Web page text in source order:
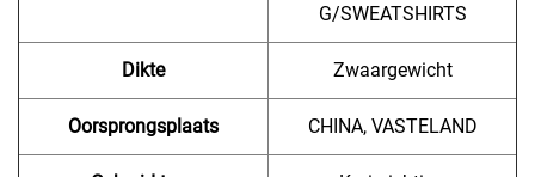
G/SWEATSHIRTS
Dikte Zwaargewicht
Oorsprongsplaats CHINA, VASTELAND